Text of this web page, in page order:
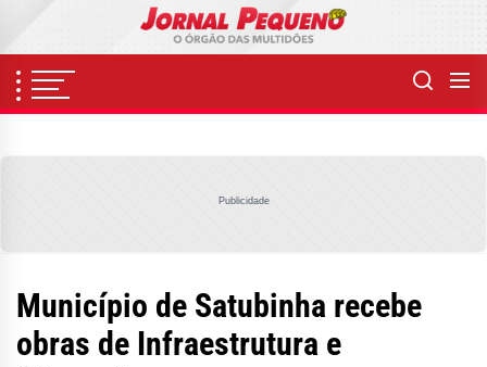
content
Publicidade
Município de Satubinha recebe
obras de Infraestrutura e